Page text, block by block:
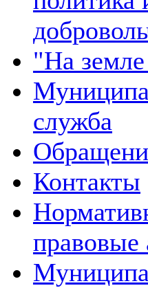
"На
служба
Контакты
правовые